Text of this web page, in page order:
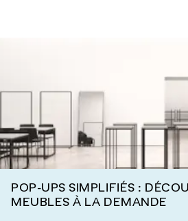
POP-UPS SIMPLIFIÉS :
MEUBLES À LA DEMANDE